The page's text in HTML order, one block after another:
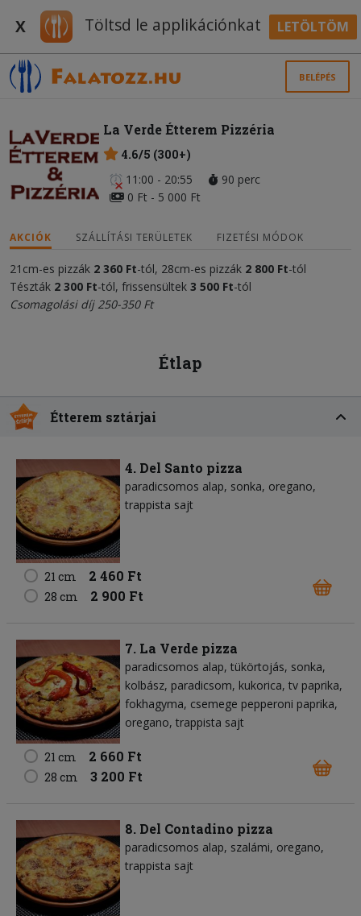
X Töltsd le applikációnkat LETÖLTÖM
BELÉPÉS
La Verde Étterem Pizzéria
4.6/5 (300+)
11:00 - 20:55
90 perc
0 Ft - 5 000 Ft
AKCIÓK SZÁLLÍTÁSI TERÜLETEK FIZETÉSI MÓDOK
21cm-es pizzák 2 360 Ft-tól, 28cm-es pizzák 2 800 Ft-tól
Tészták 2 300 Ft-tól, frissensültek 3 500 Ft-tól
Csomagolási díj 250-350 Ft
Étlap
Étterem sztárjai
4. Del Santo pizza
paradicsomos alap sonka oregano
trappista sajt
21 cm 2 460 Ft
28 cm 2 900 Ft
7. La Verde pizza
paradicsomos alap tükörtojás sonka
kolbász paradicsom kukorica tv paprika
fokhagyma csemege pepperoni paprika
oregano trappista sajt
21 cm 2 660 Ft
28 cm 3 200 Ft
8. Del Contadino pizza
paradicsomos alap szalámi oregano
trappista sajt